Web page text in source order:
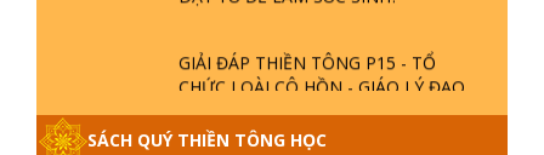
GIẢI ĐÁP THIỀN TÔNG P15 - TỔ
CHỨC LOÀI CÔ HỒN - GIÁO LÝ ĐẠO
SÁCH QUÝ THIỀN TÔNG HỌC